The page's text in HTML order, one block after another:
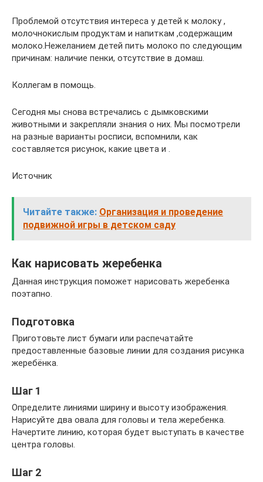
Проблемой отсутствия интереса у детей к молоку ,
молочнокислым продуктам и напиткам ,содержащим
молоко.Нежеланием детей пить молоко по следующим
причинам: наличие пенки, отсутствие в домаш.
Коллегам в помощь.
Сегодня мы снова встречались с дымковскими
животными и закрепляли знания о них. Мы посмотрели
на разные варианты росписи, вспомнили, как
составляется рисунок, какие цвета и .
Источник
Читайте также: Организация и проведение
подвижной игры в детском саду
Как нарисовать жеребенка
Данная инструкция поможет нарисовать жеребенка
поэтапно.
Подготовка
Приготовьте лист бумаги или распечатайте
предоставленные базовые линии для создания рисунка
жеребёнка.
Шаг 1
Определите линиями ширину и высоту изображения.
Нарисуйте два овала для головы и тела жеребенка.
Начертите линию, которая будет выступать в качестве
центра головы.
Шаг 2